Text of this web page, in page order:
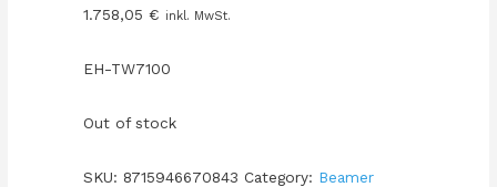
1.758,05€ inkl. MwSt.
EH-TW7100
Out of stock
SKU: 8715946670843 Category: Beamer